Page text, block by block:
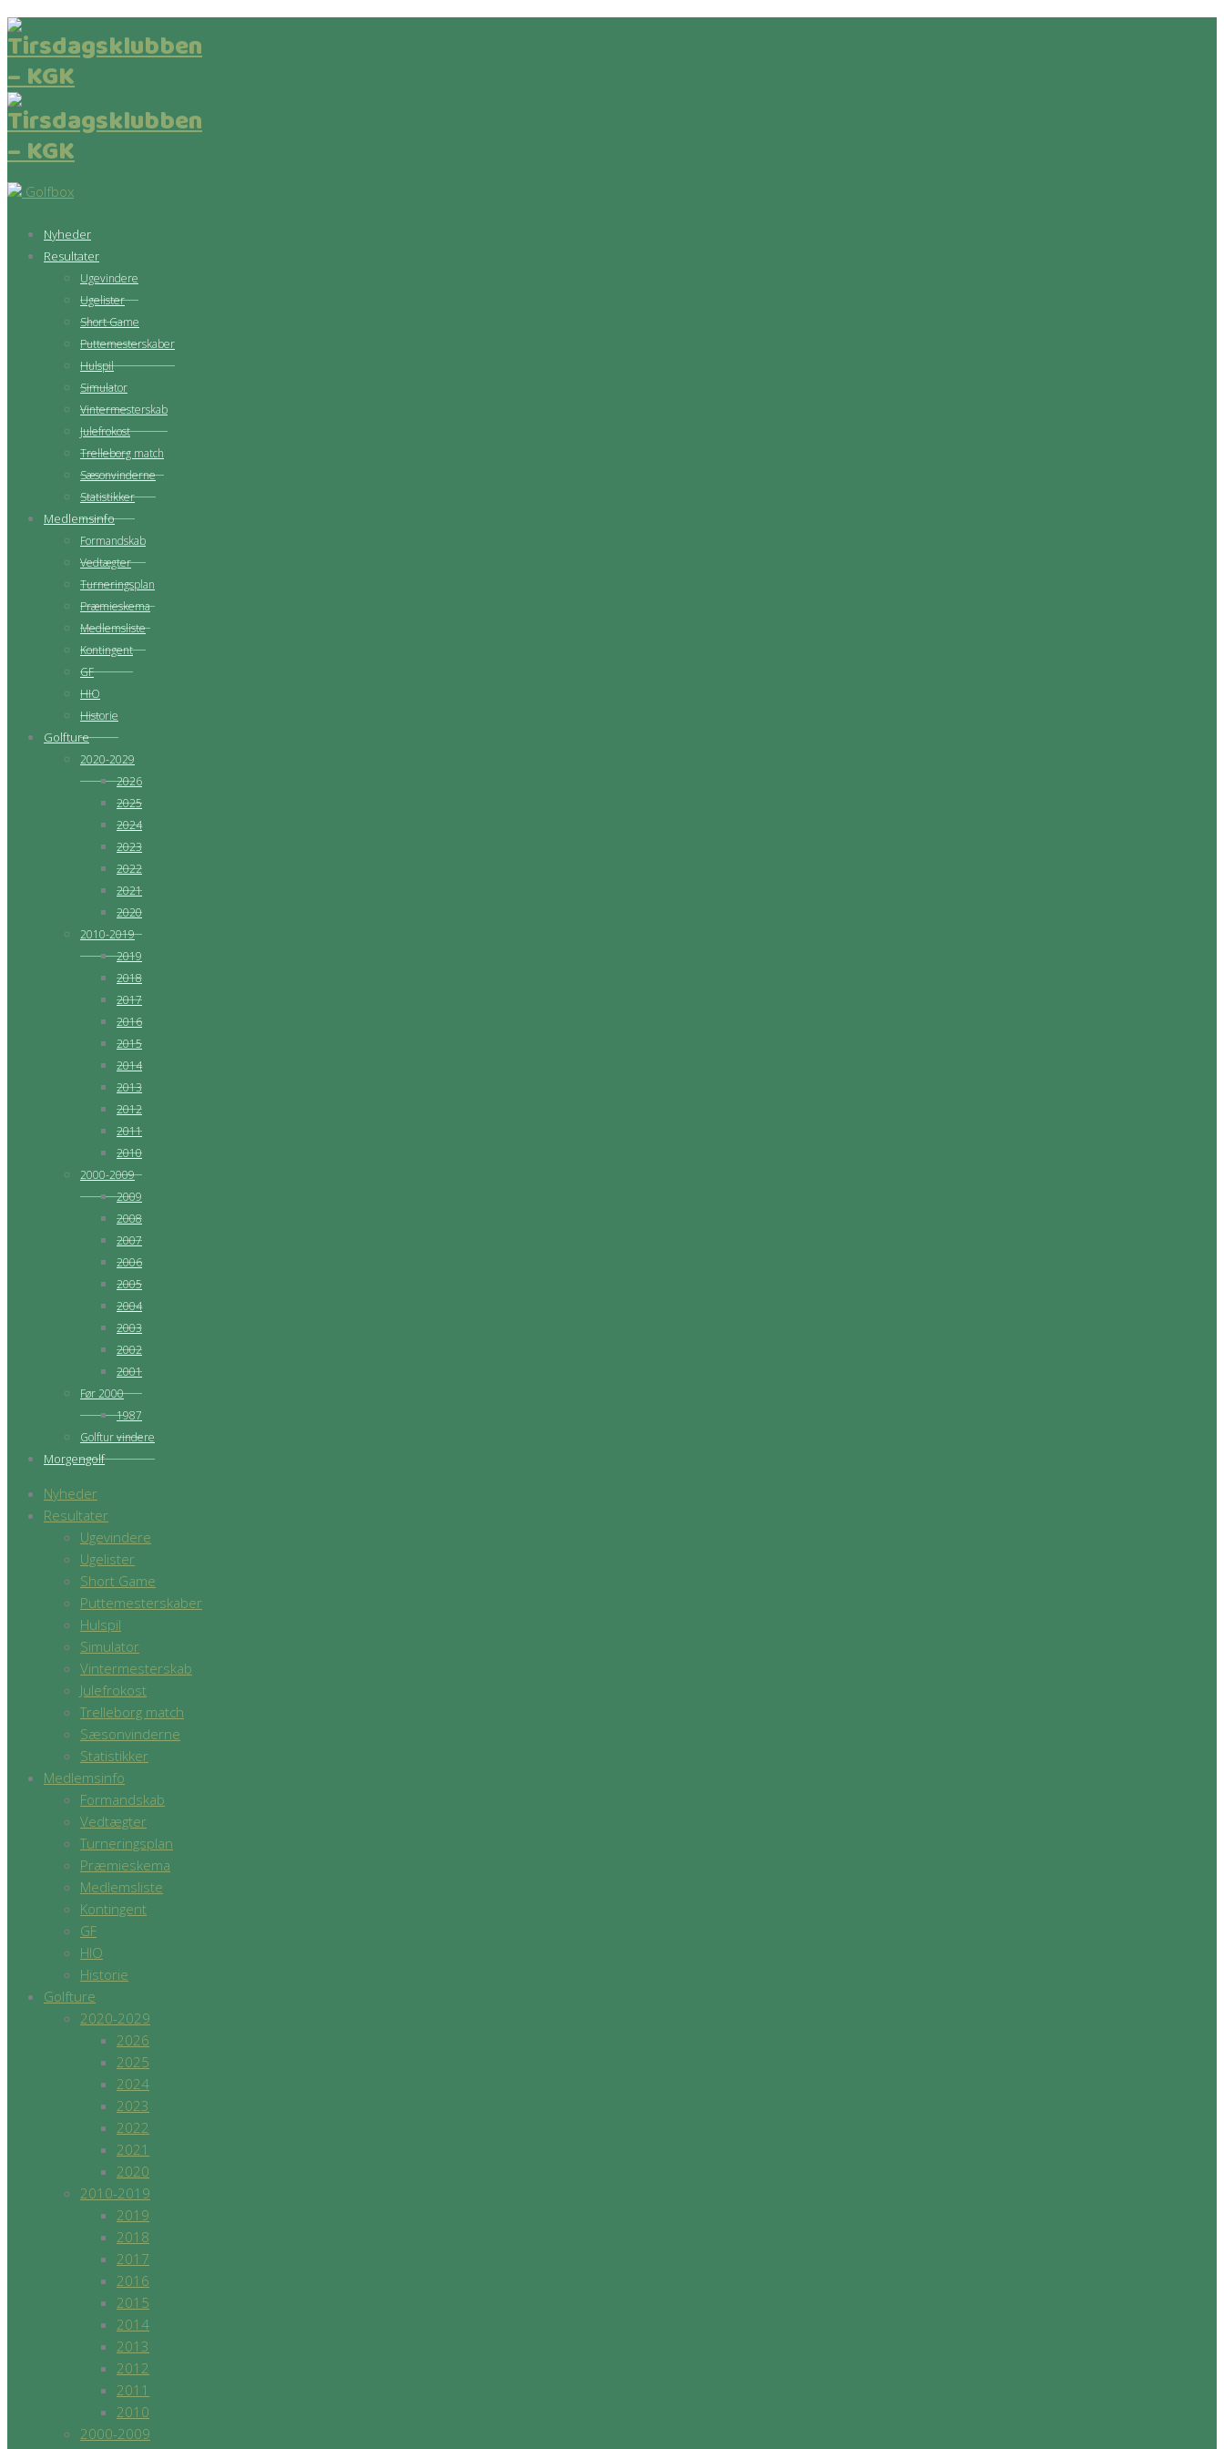
Golfbox
Nyheder
Resultater
Ugevindere
Ugelister
Short Game
Puttemesterskaber
Hulspil
Simulator
Vintermesterskab
Julefrokost
Trelleborg match
Sæsonvinderne
Statistikker
Medlemsinfo
Formandskab
Vedtægter
Turneringsplan
Præmieskema
Medlemsliste
Kontingent
GF
HIO
Historie
Golfture
2020-2029
2026
2025
2024
2023
2022
2021
2020
2010-2019
2019
2018
2017
2016
2015
2014
2013
2012
2011
2010
2000-2009
2009
2008
2007
2006
2005
2004
2003
2002
2001
Før 2000
1987
Golftur vindere
Morgengolf
Nyheder
Resultater
Ugevindere
Ugelister
Short Game
Puttemesterskaber
Hulspil
Simulator
Vintermesterskab
Julefrokost
Trelleborg match
Sæsonvinderne
Statistikker
Medlemsinfo
Formandskab
Vedtægter
Turneringsplan
Præmieskema
Medlemsliste
Kontingent
GF
HIO
Historie
Golfture
2020-2029
2026
2025
2024
2023
2022
2021
2020
2010-2019
2019
2018
2017
2016
2015
2014
2013
2012
2011
2010
2000-2009